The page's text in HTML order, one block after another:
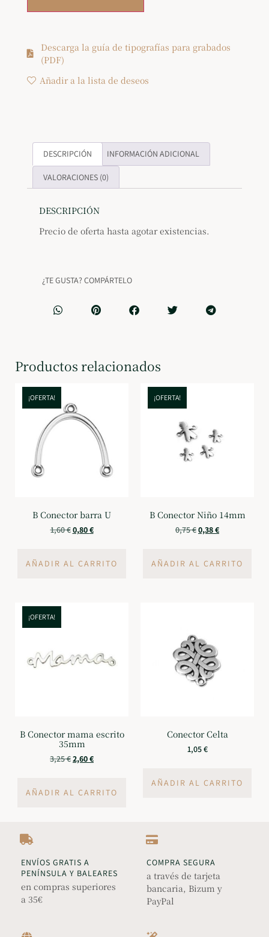
Descarga la guía de tipografías para grabados
(PDF)
Añadir a la lista de deseos
DESCRIPCIÓN INFORMACIÓN ADICIONAL
VALORACIONES (0)
DESCRIPCIÓN
Precio de oferta hasta agotar existencias.
¿TE GUSTA? COMPÁRTELO
Productos relacionados
¡OFERTA!
B Conector barra U
1,60€0,80€
AÑADIR AL CARRITO
¡OFERTA!
B Conector Niño 14mm
0,75€0,38€
AÑADIR AL CARRITO
¡OFERTA!
B Conector mama escrito
35mm
3,25€2,60€
AÑADIR AL CARRITO
Conector Celta
1,05€
AÑADIR AL CARRITO
ENVÍOS GRATIS A
PENÍNSULA Y BALEARES
en compras superiores
a 35€
COMPRA SEGURA
a través de tarjeta
bancaria, Bizum y
PayPal